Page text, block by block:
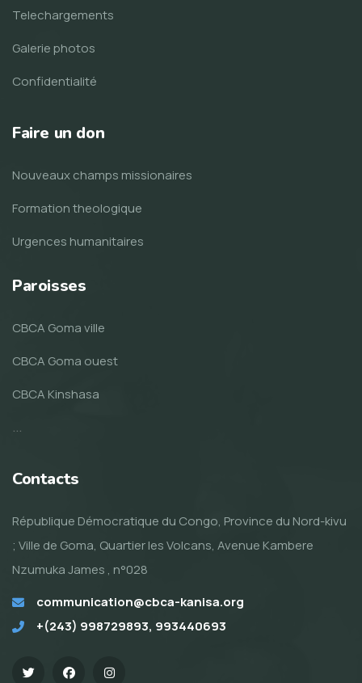
Telechargements
Galerie photos
Confidentialité
Faire un don
Nouveaux champs missionaires
Formation theologique
Urgences humanitaires
Paroisses
CBCA Goma ville
CBCA Goma ouest
CBCA Kinshasa
...
Contacts
République Démocratique du Congo, Province du Nord-kivu
; Ville de Goma, Quartier les Volcans, Avenue Kambere
Nzumuka James , n°028
communication@cbca-kanisa.org
+(243) 998729893, 993440693